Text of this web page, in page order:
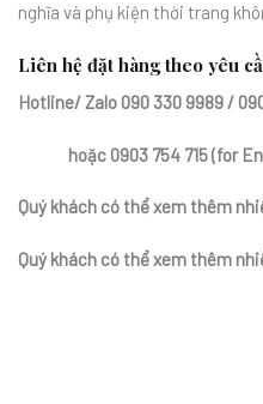
nghĩa và phụ kiện thời trang
Liên hệ đặt hàng theo yêu
Hotline/ Zalo 090 330 9989 /
hoặc 0903 754 715 (for
Quý khách có thể xem thêm
Quý khách có thể xem thêm